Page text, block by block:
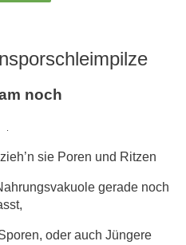
noch
sie Poren und Ritzen
gerade noch
oder auch Jüngere